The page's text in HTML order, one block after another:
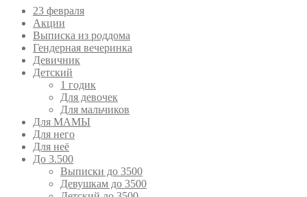
23 февраля
Акции
Выписка из роддома
Гендерная вечеринка
Девичник
Детский
1 годик
Для девочек
Для мальчиков
Для МАМЫ
Для него
Для неё
До 3.500
Выписки до 3500
Девушкам до 3500